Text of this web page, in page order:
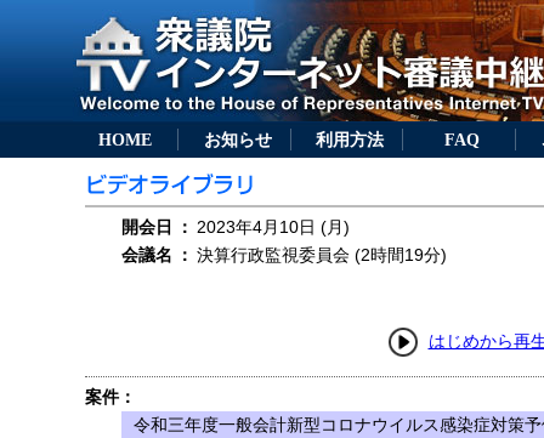
HOME お知らせ 利用方法 FAQ
開会日 ： 2023年4月10日 (月)
会議名
： 決算行政監視委員会 (2時間19分)
はじめから再
案件：
令和三年度一般会計新型コロナウイルス感染症対策